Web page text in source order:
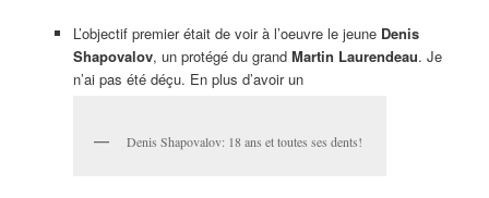
L’objectif premier était de voir à l’oeuvre le jeune Denis
Shapovalov, un protégé du grand Martin Laurendeau. Je
n’ai pas été déçu. En plus d’avoir un
Denis Shapovalov: 18 ans et toutes ses dents!